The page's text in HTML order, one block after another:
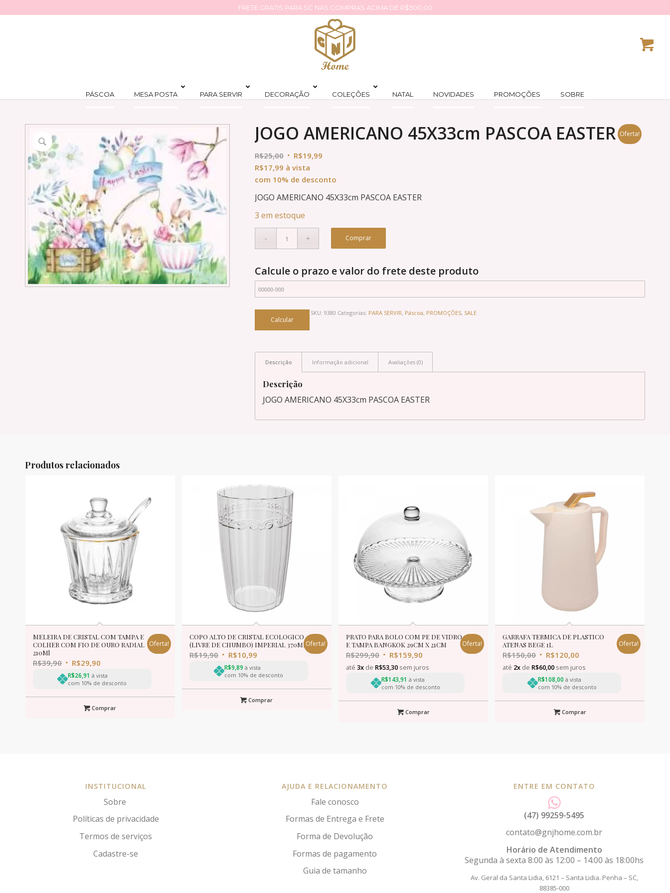
FRETE GRÁTIS PARA SC NAS COMPRAS ACIMA DE R$500,00
PÁSCOA MESA POSTA PARA SERVIR DECORAÇÃO COLEÇÕES NATAL NOVIDADES PROMOÇÕES SOBRE
Oferta!
JOGO AMERICANO 45X33cm PASCOA EASTER
R$25,00 R$19,99
R$17,99 à vista
com 10% de desconto
JOGO AMERICANO 45X33cm PASCOA EASTER
3 em estoque
Comprar
Calcule o prazo e valor do frete deste produto
SKU: 9380 Categorias: PARA SERVIR, Páscoa, PROMOÇÕES, SALE
Descrição Informação adicional Avaliações (0)
Descrição
JOGO AMERICANO 45X33cm PASCOA EASTER
Produtos relacionados
MELEIRA DE CRISTAL COM TAMPA E
COLHER COM FIO DE OURO RADIAL
210Ml
R$39,90 R$29,90
R$26,91 à vista
com 10% de desconto
Oferta!
Comprar
COPO ALTO DE CRISTAL ECOLOGICO
(LIVRE DE CHUMBO) IMPERIAL 370ML
R$19,90 R$10,99
R$9,89 à vista
com 10% de desconto
Oferta!
Comprar
PRATO PARA BOLO COM PE DE VIDRO
E TAMPA BANGKOK 29CM X 21CM
R$299,90 R$159,90
até3x de R$53,30 sem juros
R$143,91 à vista
com 10% de desconto
Oferta!
Comprar
GARRAFA TERMICA DE PLASTICO
ATENAS BEGE 1L
R$150,00 R$120,00
até 2x de R$60,00 sem juros
R$108,00 à vista
com 10% de desconto
Oferta!
Comprar
INSTITUCIONAL
Sobre
Políticas de privacidade
Termos de serviços
Cadastre-se
AJUDA E RELACIONAMENTO
Fale conosco
Formas de Entrega e Frete
Forma de Devolução
Formas de pagamento
Guia de tamanho
ENTRE EM CONTATO
(47) 99259-5495
contato@gnjhome.com.br
Horário de Atendimento
Segunda à sexta 8:00 às 12:00 – 14:00 às 18:00hs
Av. Geral da Santa Lidia, 6121 – Santa Lidia. Penha – SC,
88385-000